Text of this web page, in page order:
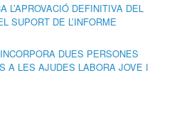
L’APROVACIÓ DEFINITIVA DEL
SUPORT DE L’INFORME
INCORPORA DUES PERSONES
A LES AJUDES LABORA JOVE I